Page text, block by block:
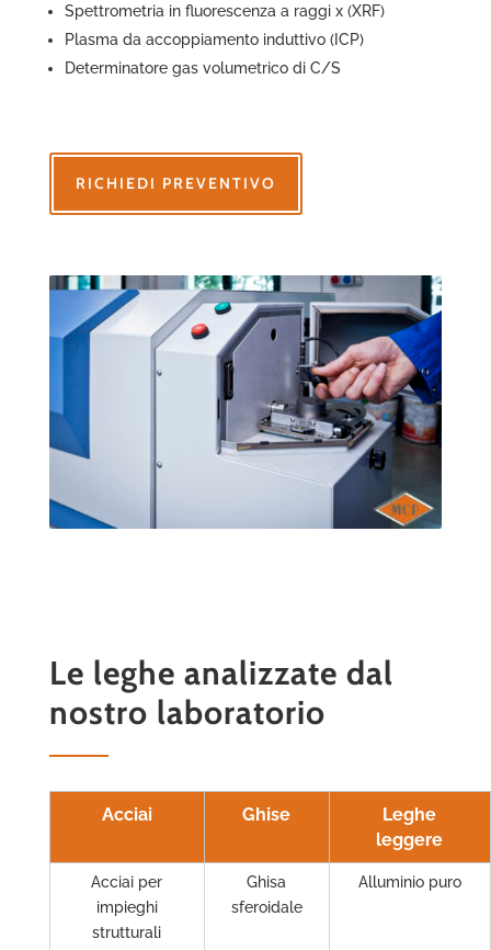
Spettrometria in fluorescenza a raggi x (XRF)
Plasma da accoppiamento induttivo (ICP)
Determinatore gas volumetrico di C/S
RICHIEDI PREVENTIVO
Le leghe analizzate dal
nostro laboratorio
Acciai Ghise
Leghe
leggere
Acciai per
impieghi
strutturali
Ghisa
sferoidale
Alluminio puro